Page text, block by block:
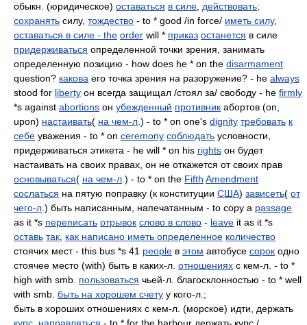
обыкн. (юридическое) оставаться в силе действовать;
сохранять силу, тождество - to * good /in force/ иметь силу,
оставаться в силе - the order will * приказ останется в силе
придерживаться определенной точки зрения, занимать
определенную позицию - how does he * on the disarmament
question? какова его точка зрения на разоружение? - he always
stood for liberty он всегда защищал /стоял за/ свободу - he firmly
*s against abortions он убежденный противник абортов (on,
upon) настаивать( на чем-л .) - to * on one's dignity требовать к
себе уважения - to * on ceremony соблюдать условности,
придерживаться этикета - he will * on his rights он будет
настаивать на своих правах, он не откажется от своих прав
основываться( на чем-л .) - to * on the Fifth Amendment
сослаться на пятую поправку (к конституции США) зависеть( от
чего-л .) быть написанным, напечатанным - to copy a passage
as it *s переписать отрывок слово в слово - leave it as it *s
оставь так как написано иметь определенное количество
стоячих мест - this bus *s 41 people в этом автобусе сорок одно
стоячее место (with) быть в каких-л. отношениях с кем-л. - to *
high with smb. пользоваться чьей-л. благосклонностью - to * well
with smb. быть на хорошем счету у кого-л.;
быть в хороших отношениях с кем-л. (морское) идти, держать